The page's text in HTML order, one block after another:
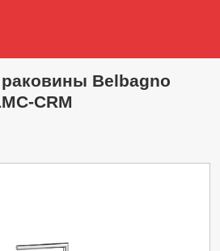
Belbagno
CRM